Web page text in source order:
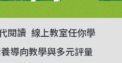
閱讀 線上教室任你學
導向教學與多元評量